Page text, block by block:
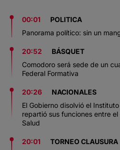
00:01
POLITICA
Panorama político: sin un
20:52
BÁSQUET
Comodoro será sede de un
Federal Formativa
20:26
NACIONALES
El Gobierno disolvió el
repartió sus funciones entre
Salud
20:01
TORNEO CLAUSURA